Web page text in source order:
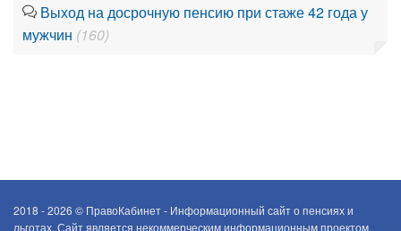
Выход на досрочную пенсию при стаже 42 года у
мужчин (160)
2018 - 2026 © ПравоКабинет - Информационный сайт о пенсиях и
льготах. Сайт является некоммерческим информационным проектом.